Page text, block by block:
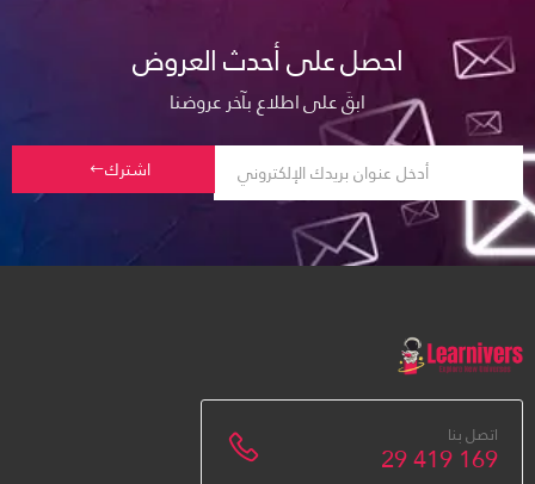
احصل على أحدث العروض
ابقَ على اطلاع بآخر عروضنا
اشترك
اتصل بنا
29 419 169